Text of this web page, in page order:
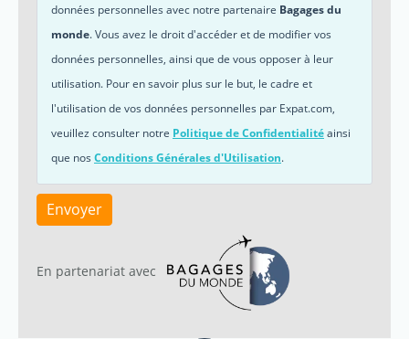
données personnelles avec notre partenaire Bagages du
monde. Vous avez le droit d'accéder et de modifier vos
données personnelles, ainsi que de vous opposer à leur
utilisation. Pour en savoir plus sur le but, le cadre et
l'utilisation de vos données personnelles par Expat.com,
veuillez consulter notre Politique de Confidentialitéainsi
que nos Conditions Générales d'Utilisation.
Envoyer
En partenariat avec